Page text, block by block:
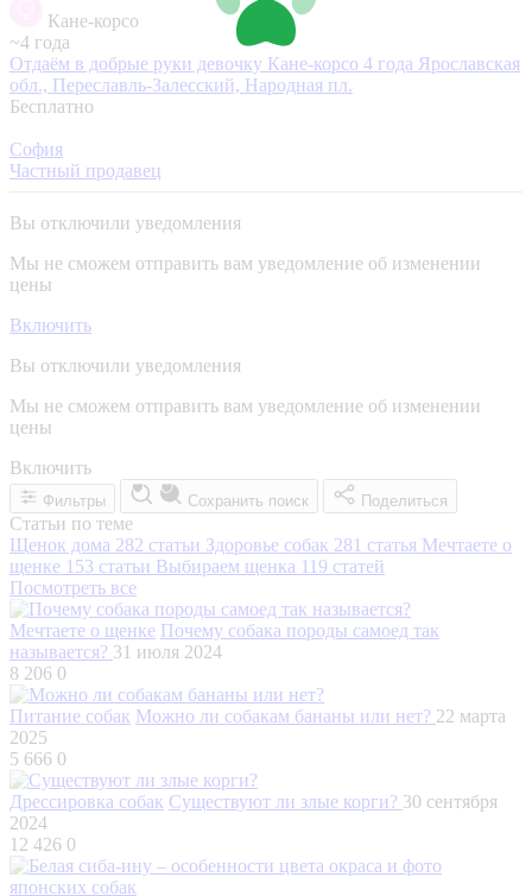
Кане-корсо
~4 года
Отдаём в добрые руки девочку Кане-корсо 4 года Ярославская
обл., Переславль-Залесский, Народная пл.
Бесплатно
София
Частный продавец
Вы отключили уведомления
Мы не сможем отправить вам уведомление об изменении
цены
Включить
Вы отключили уведомления
Мы не сможем отправить вам уведомление об изменении
цены
Включить
Фильтры Сохранить поиск Поделиться
Статьи по теме
Щенок дома 282 статьи Здоровье собак 281 статья Мечтаете о
щенке 153 статьи Выбираем щенка 119 статей
Посмотреть все
Мечтаете о щенке Почему собака породы самоед так
называется? 31 июля 2024
8 206 0
Питание собак Можно ли собакам бананы или нет? 22 марта
2025
5 666 0
Дрессировка собак Существуют ли злые корги? 30 сентября
2024
12 426 0